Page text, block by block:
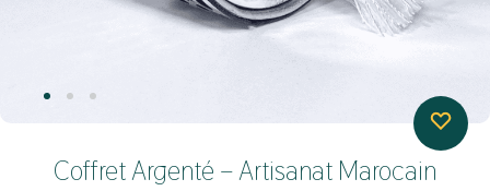
Coffret Argenté – Artisanat Marocain